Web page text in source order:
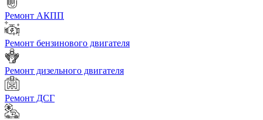
Ремонт АКПП
Ремонт бензинового двигателя
Ремонт дизельного двигателя
Ремонт ДСГ